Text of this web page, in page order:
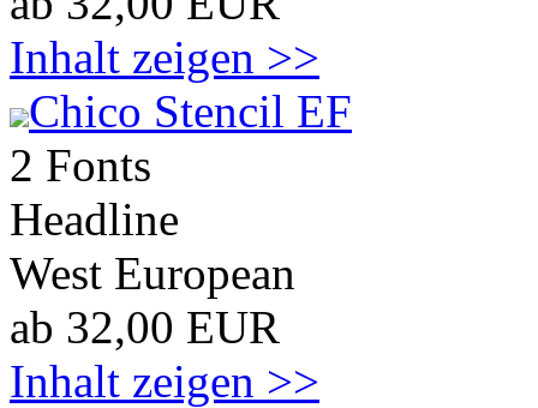
Inhalt zeigen >>
Chico Stencil EF
2 Fonts
Headline
West European
ab 32,00 EUR
Inhalt zeigen >>